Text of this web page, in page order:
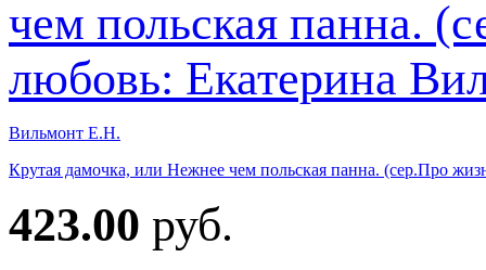
Вильмонт Е.Н.
Крутая дамочка, или Нежнее чем польская панна. (сер.Про
423.00 руб.